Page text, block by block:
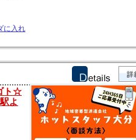
に入れ
ト☆
よ